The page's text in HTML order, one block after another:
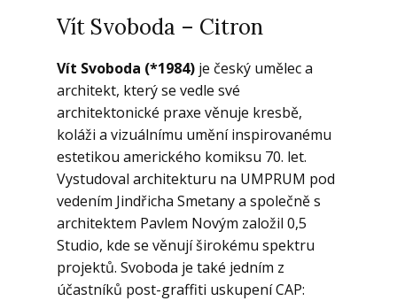
Vít Svoboda – Citron
Vít Svoboda (*1984) je český umělec a
architekt, který se vedle své
architektonické praxe věnuje kresbě,
koláži a vizuálnímu umění inspirovanému
estetikou amerického komiksu 70. let.
Vystudoval architekturu na UMPRUM pod
vedením Jindřicha Smetany a společně s
architektem Pavlem Novým založil 0,5
Studio, kde se věnují širokému spektru
projektů. Svoboda je také jedním z
účastníků post-graffiti uskupení CAP: